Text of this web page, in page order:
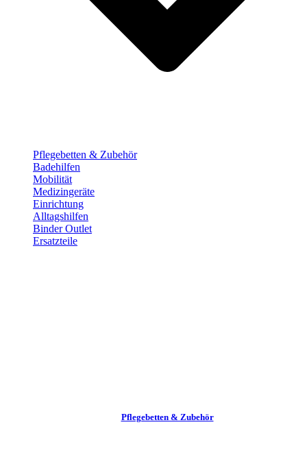
Pflege­betten & Zubehör
Badehilfen
Mobilität
Medizingeräte
Einrichtung
Alltags­hilfen
Binder Outlet
Ersatzteile
Pflege­betten & Zubehör